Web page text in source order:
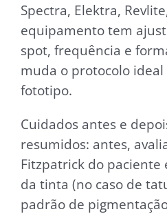
Spectra, Elektra,
equipamento tem
spot, frequência e
muda o protocolo
fototipo.
Cuidados antes e
resumidos: antes,
Fitzpatrick do paciente
da tinta (no caso de
padrão de